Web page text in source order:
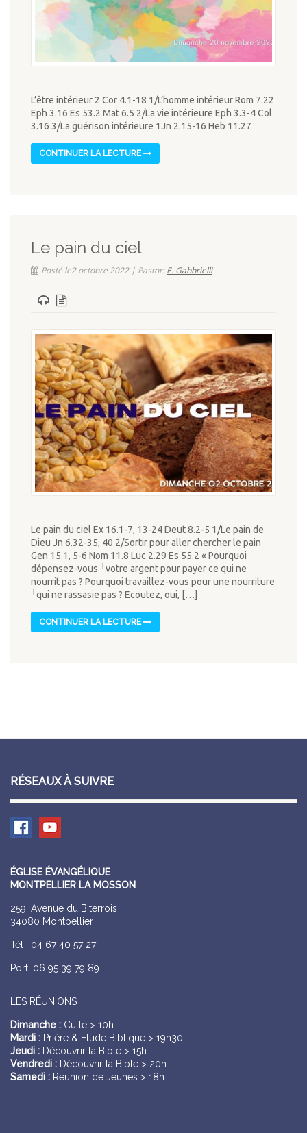
L’être intérieur 2 Cor 4.1-18 1/L’homme intérieur Rom 7.22
Eph 3.16 Es 53.2 Mat 6.5 2/La vie intérieure Eph 3.3-4 Col
3.16 3/La guérison intérieure 1Jn 2.15-16 Heb 11.27
CONTINUER LA LECTURE
Le pain du ciel
Posté le2 octobre 2022 | Pastor:E. Gabbrielli
Le pain du ciel Ex 16.1-7, 13-24 Deut 8.2-5 1/Le pain de
Dieu Jn 6.32-35, 40 2/Sortir pour aller chercher le pain
Gen 15.1, 5-6 Nom 11.8 Luc 2.29 Es 55.2 « Pourquoi
dépensez-vous ╵votre argent pour payer ce qui ne
nourrit pas ? Pourquoi travaillez-vous pour une nourriture
╵qui ne rassasie pas ? Ecoutez, oui, […]
CONTINUER LA LECTURE
RÉSEAUX À SUIVRE
ÉGLISE ÉVANGÉLIQUE
MONTPELLIER LA MOSSON
259, Avenue du Biterrois
34080 Montpellier
Tél : 04 67 40 57 27
Port. 06 95 39 79 89
LES RÉUNIONS
Dimanche : Culte > 10h
Mardi : Prière & Étude Biblique > 19h30
Jeudi : Découvrir la Bible > 15h
Vendredi : Découvrir la Bible > 20h
Samedi : Réunion de Jeunes > 18h